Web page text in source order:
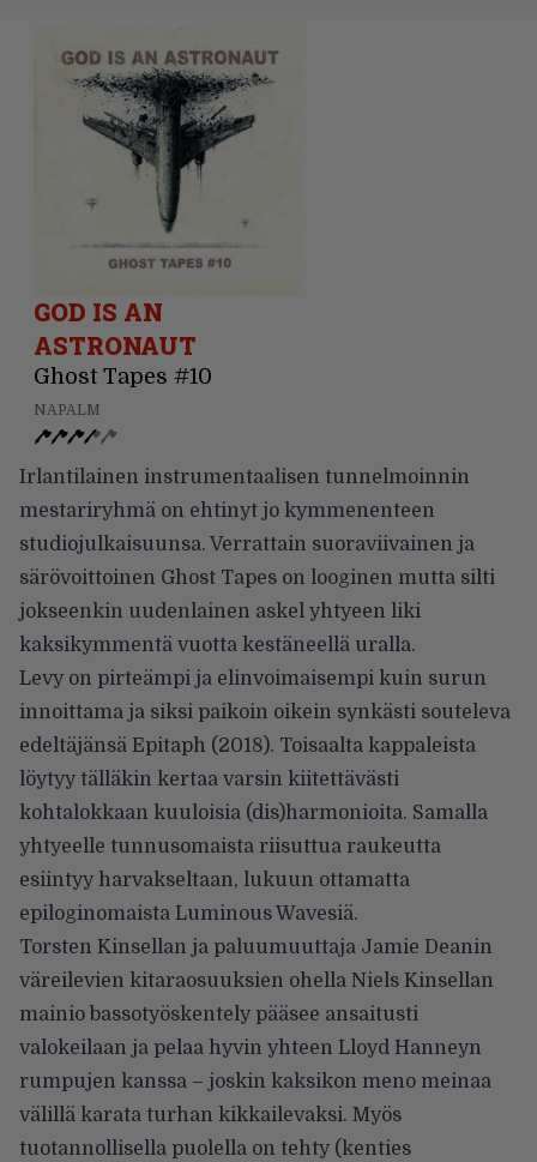
GOD IS AN
ASTRONAUT
Ghost Tapes #10
NAPALM
Irlantilainen instrumentaalisen tunnelmoinnin
mestariryhmä on ehtinyt jo kymmenenteen
studiojulkaisuunsa. Verrattain suoraviivainen ja
särövoittoinen Ghost Tapes on looginen mutta silti
jokseenkin uudenlainen askel yhtyeen liki
kaksikymmentä vuotta kestäneellä uralla.
Levy on pirteämpi ja elinvoimaisempi kuin surun
innoittama ja siksi paikoin oikein synkästi souteleva
edeltäjänsä Epitaph (2018). Toisaalta kappaleista
löytyy tälläkin kertaa varsin kiitettävästi
kohtalokkaan kuuloisia (dis)harmonioita. Samalla
yhtyeelle tunnusomaista riisuttua raukeutta
esiintyy harvakseltaan, lukuun ottamatta
epiloginomaista Luminous Wavesiä.
Torsten Kinsellan ja paluumuuttaja Jamie Deanin
väreilevien kitaraosuuksien ohella Niels Kinsellan
mainio bassotyöskentely pääsee ansaitusti
valokeilaan ja pelaa hyvin yhteen Lloyd Hanneyn
rumpujen kanssa – joskin kaksikon meno meinaa
välillä karata turhan kikkailevaksi. Myös
tuotannollisella puolella on tehty (kenties